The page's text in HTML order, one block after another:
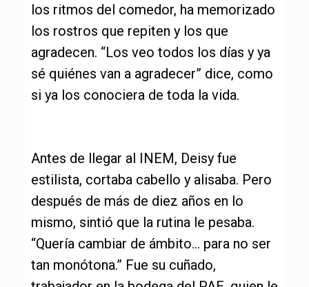
los ritmos del comedor, ha memorizado
los rostros que repiten y los que
agradecen. “Los veo todos los días y ya
sé quiénes van a agradecer” dice, como
si ya los conociera de toda la vida.
Antes de llegar al INEM, Deisy fue
estilista, cortaba cabello y alisaba. Pero
después de más de diez años en lo
mismo, sintió que la rutina le pesaba.
“Quería cambiar de ámbito… para no ser
tan monótona.” Fue su cuñado,